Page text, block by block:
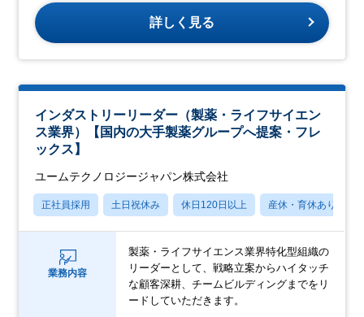
詳しく見る
インダストリーリーダー（製薬・ライフサイエン
ス業界）【国内の大手製薬グループへ提案・フレ
ックス】
ユームテクノロジージャパン株式会社
正社員採用 土日祝休み 休日120日以上 産休・育休あり
業務内容
製薬・ライフサイエンス業界特化型組織の
リーダーとして、戦略立案からハイタッチ
な顧客深耕、チームビルディングまでをリ
ードしていただきます。